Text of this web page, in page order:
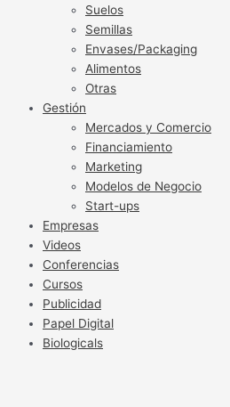
Suelos
Semillas
Envases/Packaging
Alimentos
Otras
Gestión
Mercados y Comercio
Financiamiento
Marketing
Modelos de Negocio
Start-ups
Empresas
Videos
Conferencias
Cursos
Publicidad
Papel Digital
Biologicals